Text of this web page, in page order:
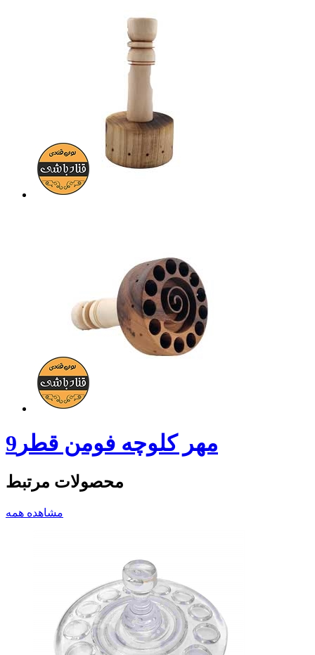
مهر کلوچه فومن قطر9
محصولات مرتبط
مشاهده همه